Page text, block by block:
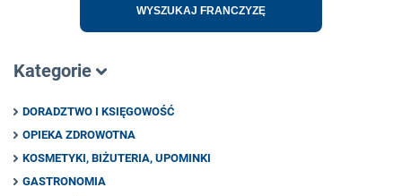
WYSZUKAJ FRANCZYZĘ
Kategorie
DORADZTWO I KSIĘGOWOŚĆ
OPIEKA ZDROWOTNA
KOSMETYKI, BIŻUTERIA, UPOMINKI
GASTRONOMIA